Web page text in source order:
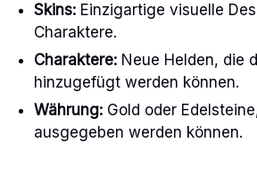
Skins: Einzigartige visuelle
Charaktere.
Charaktere: Neue Helden, die
hinzugefügt werden können.
Währung: Gold oder
ausgegeben werden können.